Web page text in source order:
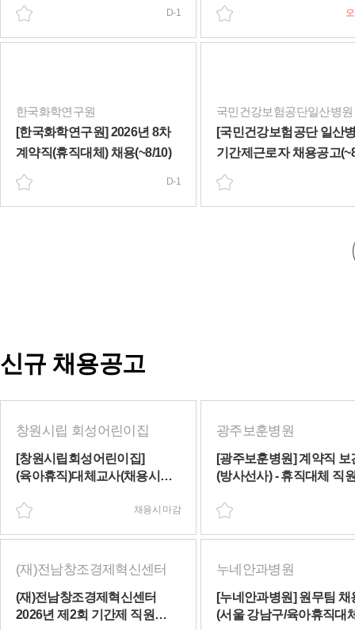
기간제근로자 휴직대체 채용
(2026-003)(~8/10)
D-1
사무직 / 휴직대체 채용
한국화학연구원
[한국화학연구원] 2026년 8차
계약직(휴직대체) 채용(~8/10)
D-1
국민건강보험공단일산병원
[국민건강보험공단 일산
기간제근로자 채용공고
신규 채용공고
창원시립 회성어린이집
[창원시립회성어린이집]
(육아휴직)대체교사(채용시
채용시 마감
광주보훈병원
[광주보훈병원] 계약직 보
(방사선사) - 휴직대체 직
(재)전남창조경제혁신센터
(재)전남창조경제혁신센터
2026년 제2회 기간제 직원
누네안과병원
[누네안과병원] 원무팀 채
(서울 강남구/육아휴직대